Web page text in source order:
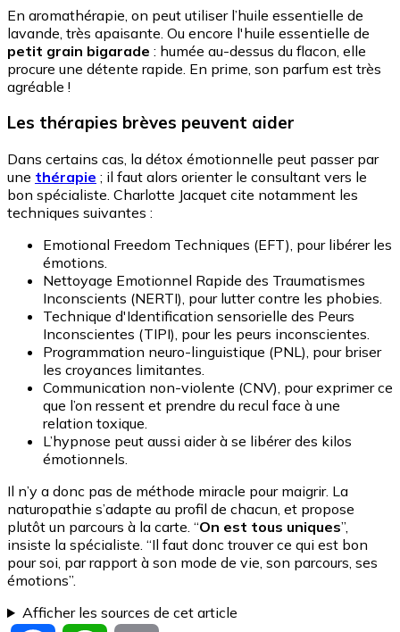
En aromathérapie, on peut utiliser l’huile essentielle de
lavande, très apaisante. Ou encore l'huile essentielle de
petit grain bigarade : humée au-dessus du flacon, elle
procure une détente rapide. En prime, son parfum est très
agréable !
Les thérapies brèves peuvent aider
Dans certains cas, la détox émotionnelle peut passer par
une thérapie ; il faut alors orienter le consultant vers le
bon spécialiste. Charlotte Jacquet cite notamment les
techniques suivantes :
Emotional Freedom Techniques (EFT), pour libérer les
émotions.
Nettoyage Emotionnel Rapide des Traumatismes
Inconscients (NERTI), pour lutter contre les phobies.
Technique d'Identification sensorielle des Peurs
Inconscientes (TIPI), pour les peurs inconscientes.
Programmation neuro-linguistique (PNL), pour briser
les croyances limitantes.
Communication non-violente (CNV), pour exprimer ce
que l’on ressent et prendre du recul face à une
relation toxique.
L’hypnose peut aussi aider à se libérer des kilos
émotionnels.
Il n’y a donc pas de méthode miracle pour maigrir. La
naturopathie s’adapte au profil de chacun, et propose
plutôt un parcours à la carte. “On est tous uniques”,
insiste la spécialiste. “Il faut donc trouver ce qui est bon
pour soi, par rapport à son mode de vie, son parcours, ses
émotions”.
Afficher les sources de cet article